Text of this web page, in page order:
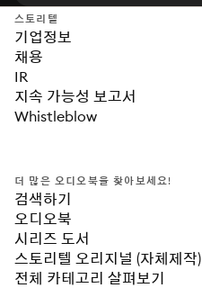
스토리텔
기업정보
채용
IR
지속 가능성 보고서
Whistleblow
더 많은 오디오북을 찾아보세요!
검색하기
오디오북
시리즈 도서
스토리텔 오리지널 (자체제작)
전체 카테고리 살펴보기